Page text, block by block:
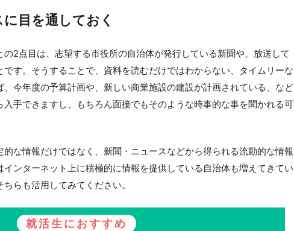
目を通しておく
2点目は、志望する市役所の自治体が発行している新聞や、放送して
す。そうすることで、資料を読むだけではわからない、タイムリーな
今年度の予算計画や、新しい商業施設の建設が計画されている、など
手できますし、もちろん面接でもそのような時事的な事を聞かれる可
な情報だけではなく、新聞・ニュースなどから得られる流動的な情報
ンターネット上に積極的に情報を提供している自治体も増えてきてい
らも活用してみてください。
就活生におすすめ